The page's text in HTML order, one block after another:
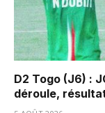
D2 Togo (J6) :
déroule,